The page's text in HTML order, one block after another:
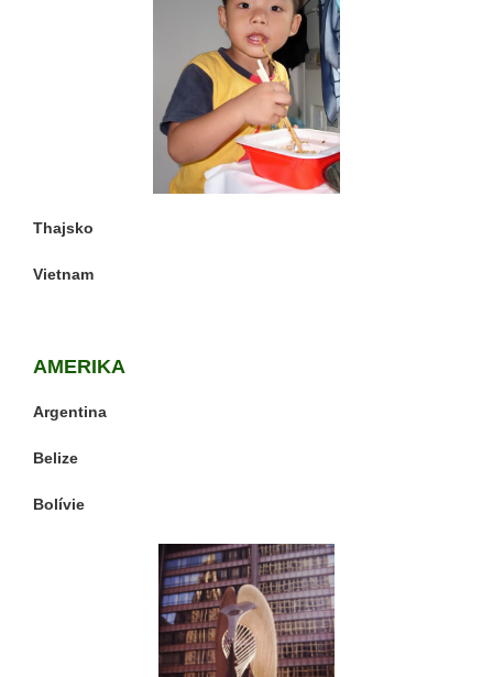
Thajsko
Vietnam
AMERIKA
Argentina
Belize
Bolívie